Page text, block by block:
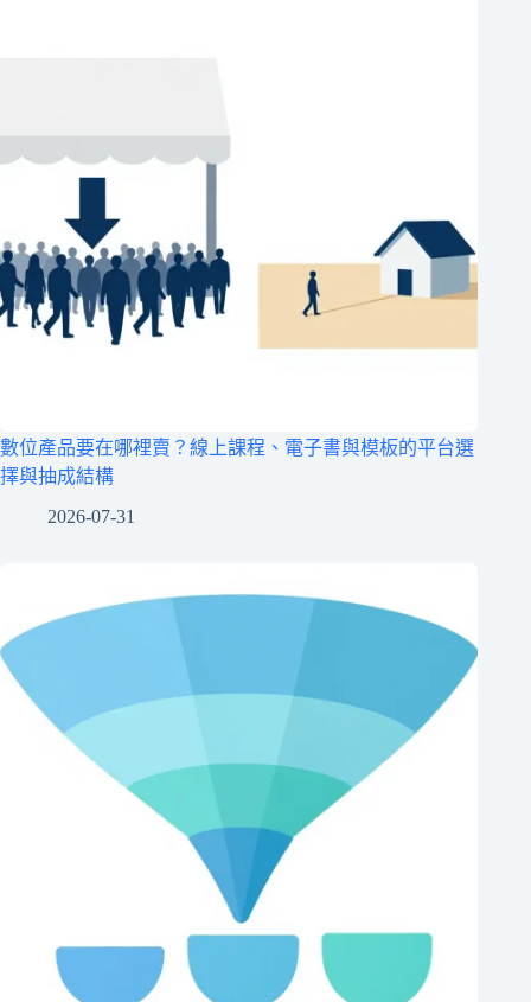
數位產品要在哪裡賣？線上課程、電子書與模板的平台選
擇與抽成結構
2026-07-31